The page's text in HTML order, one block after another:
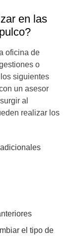
en las
oficina de
o
siguientes
un asesor
al
realizar los
el tipo de